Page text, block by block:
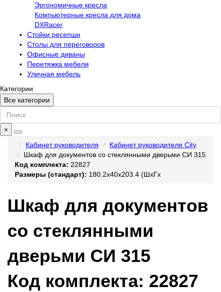
Эргономичные кресла
Компьютерные кресла для дома
DXRacer
Стойки ресепшн
Столы для переговоров
Офисные диваны
Перетяжка мебели
Уличная мебель
Категории
Все категории
×
Кабинет руководителя
Кабинет руководителя City
Шкаф для документов со стеклянными дверьми СИ 315
Код комплекта: 22827
Размеры (стандарт): 180.2x40x203.4 (ШхГх
Шкаф для документов
со стеклянными
дверьми СИ 315
Код комплекта: 22827